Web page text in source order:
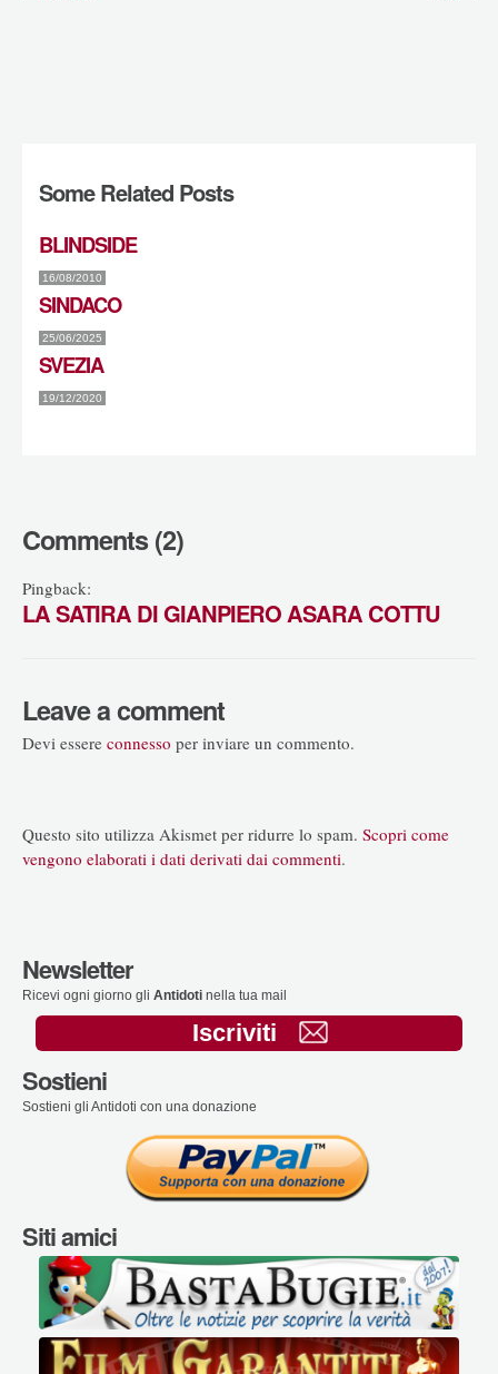
Some Related Posts
BLINDSIDE
16/08/2010
SINDACO
25/06/2025
SVEZIA
19/12/2020
Comments (2)
Pingback:
LA SATIRA DI GIANPIERO ASARA COTTU
Leave a comment
Devi essere connesso per inviare un commento.
Questo sito utilizza Akismet per ridurre lo spam. Scopri come
vengono elaborati i dati derivati dai commenti.
Newsletter
Ricevi ogni giorno gli Antidoti nella tua mail
Iscriviti
Sostieni
Sostieni gli Antidoti con una donazione
Siti amici